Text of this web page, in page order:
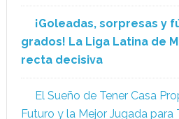
¡Goleadas, sorpresas y
grados! La Liga Latina de
recta decisiva
El Sueño de Tener Casa
Futuro y la Mejor Jugada para